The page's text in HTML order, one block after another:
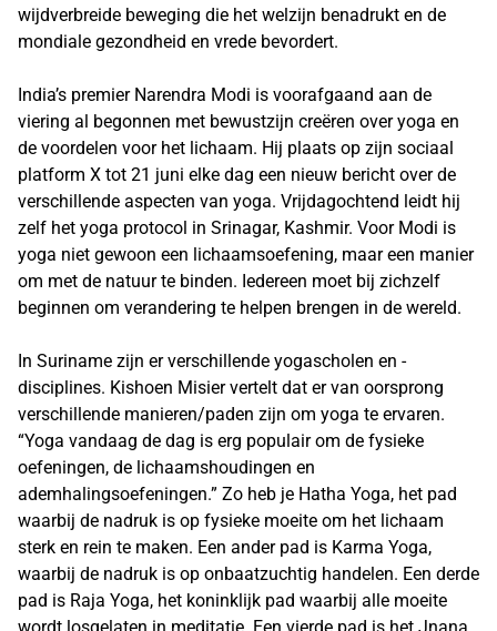
wijdverbreide beweging die het welzijn benadrukt en de
mondiale gezondheid en vrede bevordert.
India’s premier Narendra Modi is voorafgaand aan de
viering al begonnen met bewustzijn creëren over yoga en
de voordelen voor het lichaam. Hij plaats op zijn sociaal
platform X tot 21 juni elke dag een nieuw bericht over de
verschillende aspecten van yoga. Vrijdagochtend leidt hij
zelf het yoga protocol in Srinagar, Kashmir. Voor Modi is
yoga niet gewoon een lichaamsoefening, maar een manier
om met de natuur te binden. Iedereen moet bij zichzelf
beginnen om verandering te helpen brengen in de wereld.
In Suriname zijn er verschillende yogascholen en -
disciplines. Kishoen Misier vertelt dat er van oorsprong
verschillende manieren/paden zijn om yoga te ervaren.
“Yoga vandaag de dag is erg populair om de fysieke
oefeningen, de lichaamshoudingen en
ademhalingsoefeningen.” Zo heb je Hatha Yoga, het pad
waarbij de nadruk is op fysieke moeite om het lichaam
sterk en rein te maken. Een ander pad is Karma Yoga,
waarbij de nadruk is op onbaatzuchtig handelen. Een derde
pad is Raja Yoga, het koninklijk pad waarbij alle moeite